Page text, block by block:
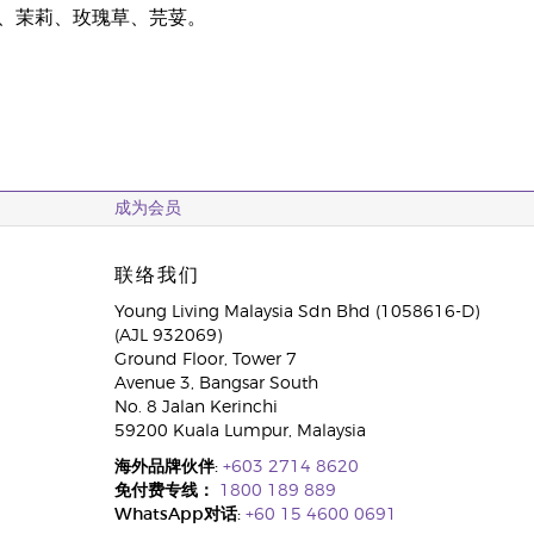
茉莉、玫瑰草、芫荽。
成为会员
联络我们
Young Living Malaysia Sdn Bhd (1058616-D)
(AJL 932069)
Ground Floor, Tower 7
Avenue 3, Bangsar South
No. 8 Jalan Kerinchi
59200 Kuala Lumpur, Malaysia
海外品牌伙伴: +603 2714 8620
免付费专线：
1800 189 889
WhatsApp对话: +60 15 4600 0691